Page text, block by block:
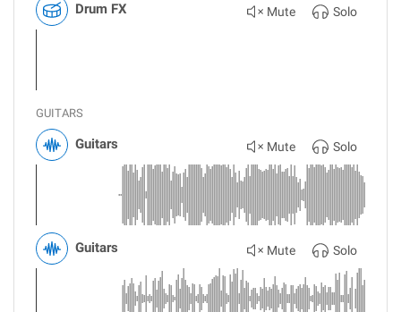
Drum FX Mute Solo
GUITARS
Guitars Mute Solo
Guitars Mute Solo